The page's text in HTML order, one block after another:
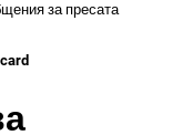
за пресата